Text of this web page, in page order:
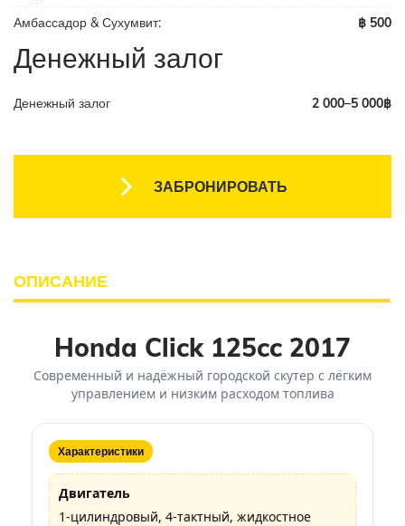
Амбассадор & Сухумвит:
฿ 500
Денежный залог
Денежный залог 2 000–5 000฿
ЗАБРОНИРОВАТЬ
ОПИСАНИЕ
Honda Click 125cc 2017
Современный и надёжный городской скутер с лёгким
управлением и низким расходом топлива
Характеристики
Двигатель
1-цилиндровый, 4-тактный, жидкостное